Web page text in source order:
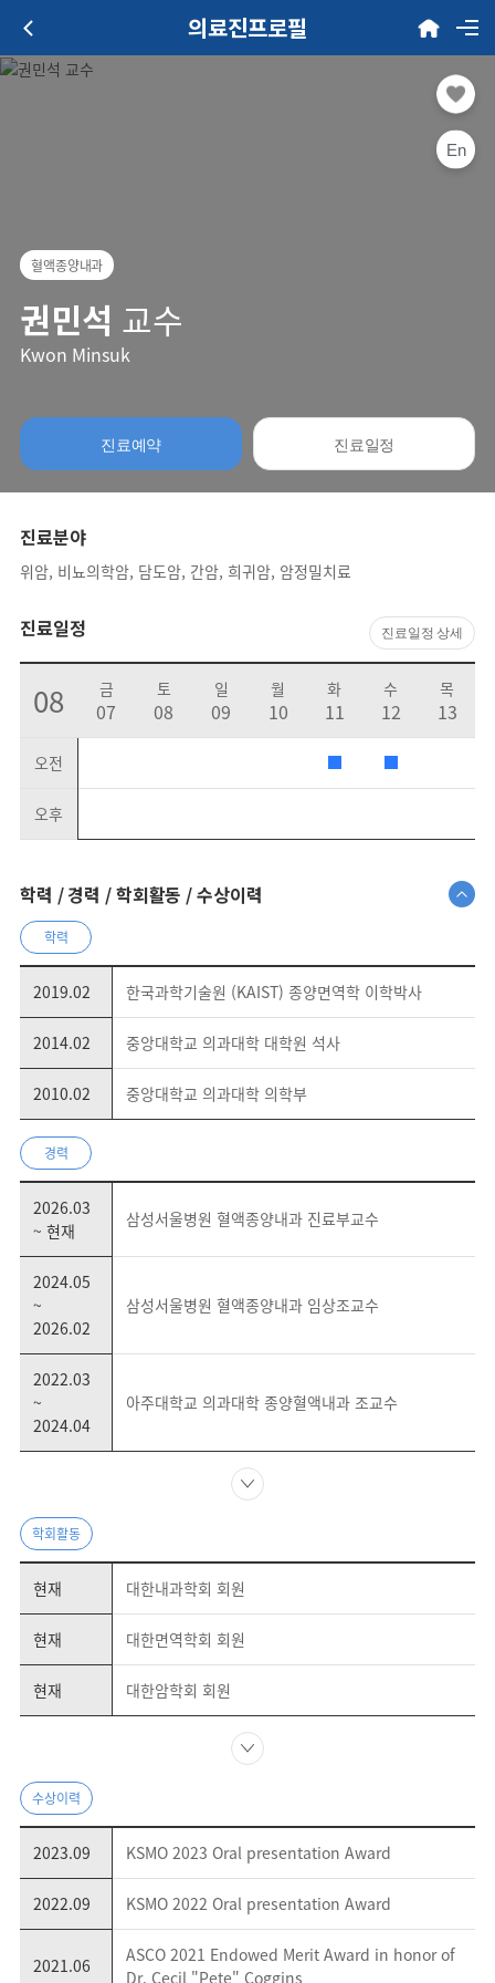
의료진프로필
En
혈액종양내과
권민석 교수
Kwon Minsuk
진료예약 진료일정
진료분야
위암, 비뇨의학암, 담도암, 간암, 희귀암, 암정밀치료
진료일정 진료일정 상세
08 금
07
토
08
일
09
월
10
화
11
수
12
목
13
오전
오후
학력 / 경력 / 학회활동 / 수상이력
학력
2019.02 한국과학기술원 (KAIST) 종양면역학 이학박사
2014.02 중앙대학교 의과대학 대학원 석사
2010.02 중앙대학교 의과대학 의학부
경력
2026.03
~ 현재
삼성서울병원 혈액종양내과 진료부교수
2024.05
~
2026.02
삼성서울병원 혈액종양내과 임상조교수
2022.03
~
2024.04
아주대학교 의과대학 종양혈액내과 조교수
학회활동
현재 대한내과학회 회원
현재 대한면역학회 회원
현재 대한암학회 회원
수상이력
2023.09 KSMO 2023 Oral presentation Award
2022.09 KSMO 2022 Oral presentation Award
2021.06
ASCO 2021 Endowed Merit Award in honor of
Dr. Cecil "Pete" Coggins